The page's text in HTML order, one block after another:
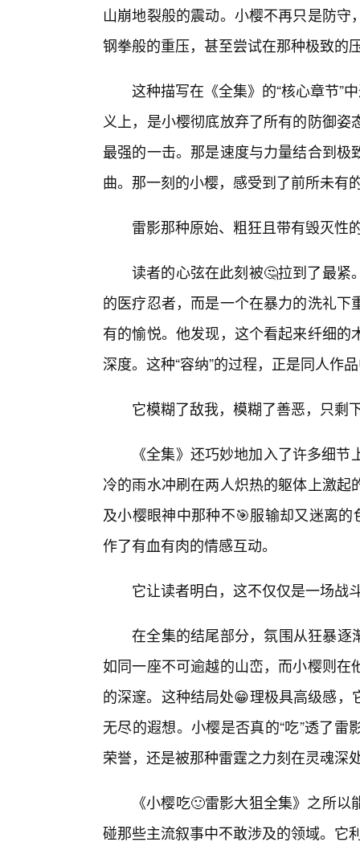
山崩地裂般的震动。小樱不再只是防
钢拳般的重压，甚至尝试在那种极致的
这种描写在《全集》的“核心章节”
义上，是小樱彻底放弃了所有的防御
最强的一击。那是速度与力量结合到
曲。那一刻的小樱，感受到了前所未
雷影那种原始、粗狂且带有毁灭性
读者的心弦在此刻被🤔拉到了最紧
的医疗忍者，而是一个在暴力的洗礼
有的愉悦。他发现，这个看起来纤细
深度。这种“容纳”的过程，正是同人作
它模糊了敌我，模糊了善恶，只剩
《全集》还巧妙地加入了许多细
冷的雨水冲刷在两人炽热的躯体上激
及小樱眼神中那种不🎯服输却又迷离
作了有血有肉的情感互动。
它让读者明白，这不仅仅是一场战
在全集的结尾部分，氛围从狂暴
如同一座不可逾越的山峦，而小樱则
的深邃。这种结局处😁理极具高级感
无尽的遐想。小樱是否真的“吃”透了
荣誉，还是被那种雷霆之力刻在灵魂深
《小樱吃🙂雷影大狙全集》之所
碰那些主流叙事中不敢涉及的领域。它